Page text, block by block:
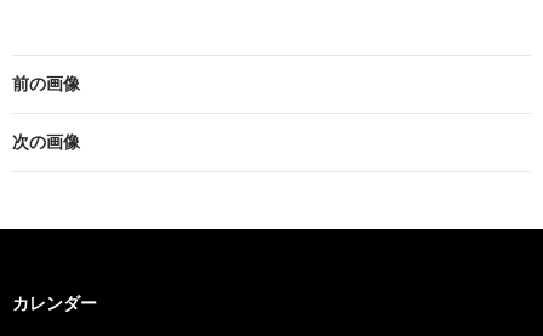
前の画像
次の画像
カレンダー